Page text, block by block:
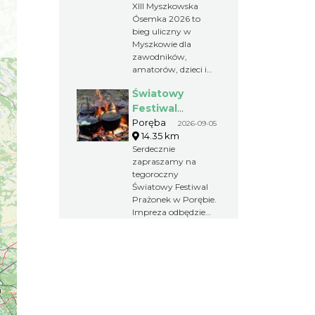
Myszkowie na
dystansie 8 km
XIII Myszkowska
Ósemka 2026 to
bieg uliczny w
Myszkowie dla
zawodników,
amatorów, dzieci i
września uczestnicy
zmierzą się z trasą 8
km, a najmłodsi
wystartują w
biegach na
krótszych
dystansach. To
sportowa niedziela
pełna rywalizacji,
dobrej atmosfery i
Światowy
Festiwal
Prażonek w
Porębie
Poręba 2026-09-05
14.35 km
Serdecznie
zapraszamy na
tegoroczny
Światowy Festiwal
Prażonek w Porębie.
Impreza odbędzie